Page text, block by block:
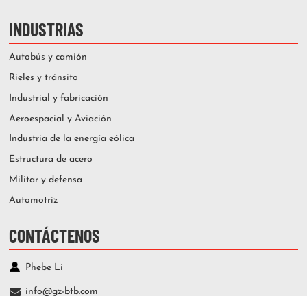
INDUSTRIAS
Autobús y camión
Rieles y tránsito
Industrial y fabricación
Aeroespacial y Aviación
Industria de la energía eólica
Estructura de acero
Militar y defensa
Automotriz
CONTÁCTENOS
Phebe Li
info@gz-btb.com